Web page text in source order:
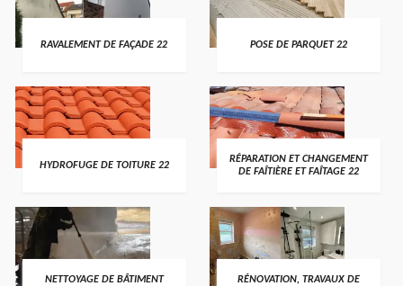
RAVALEMENT DE FAÇADE 22 POSE DE PARQUET 22
HYDROFUGE DE TOITURE 22
RÉPARATION ET CHANGEMENT
DE FAÎTIÈRE ET FAÎTAGE 22
NETTOYAGE DE BÂTIMENT
RÉNOVATION, TRAVAUX DE